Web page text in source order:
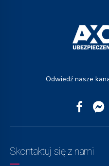
Odwiedź nasze
Skontaktuj się z nami